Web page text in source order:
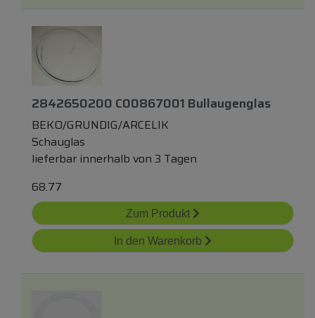
2842650200 C00867001 Bullaugenglas
BEKO/GRUNDIG/ARCELIK
Schauglas
lieferbar innerhalb von 3 Tagen
68.77
Zum Produkt
In den Warenkorb